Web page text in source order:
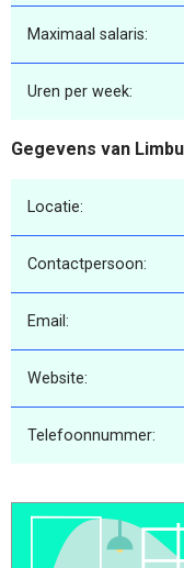
Maximaal salaris:
Uren per week:
Gegevens van
Locatie:
Contactpersoon:
Email:
Website:
Telefoonnummer: